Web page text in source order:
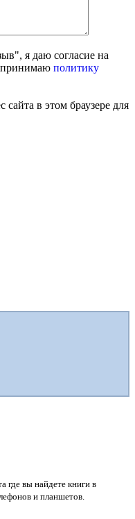
я даю согласие на
политику
в этом браузере для
где вы найдете книги в
и планшетов.